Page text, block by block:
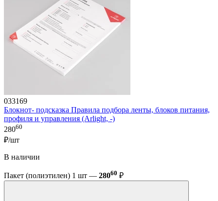
033169
Блокнот- подсказка Правила подбора ленты, блоков питания,
профиля и управления (Arlight, -)
28060
₽/шт
В наличии
Пакет (полиэтилен) 1 шт — 28060 ₽